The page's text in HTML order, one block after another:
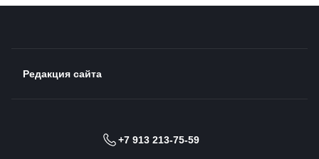
Редакция сайта
+7 913 213-75-59